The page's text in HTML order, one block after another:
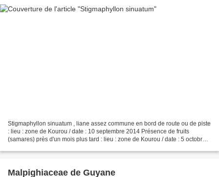
Stigmaphyllon sinuatum , liane assez commune en bord de route ou de piste
: lieu : zone de Kourou / date : 10 septembre 2014 Présence de fruits
(samares) près d'un mois plus tard : lieu : zone de Kourou / date : 5 octobre
Malpighiaceae de Guyane